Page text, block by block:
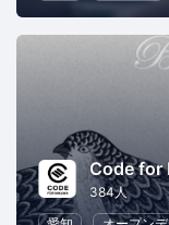
Code for
384人